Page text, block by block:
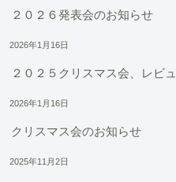
２０２６発表会のお知らせ
2026年1月16日
２０２５クリスマス会、レビ
2026年1月16日
クリスマス会のお知らせ
2025年11月2日